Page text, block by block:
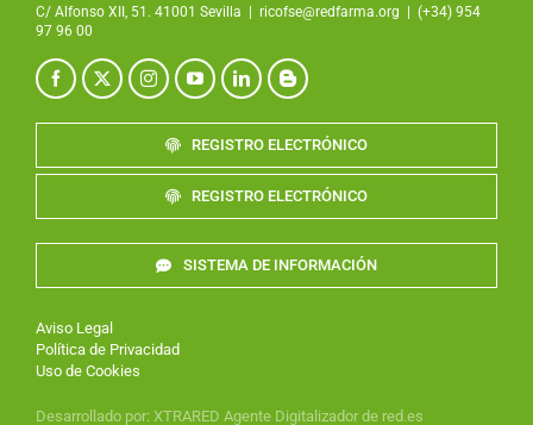
C/ Alfonso XII, 51. 41001 Sevilla
ricofse@redfarma.org
(+34) 954
97 96 00
REGISTRO ELECTRÓNICO
REGISTRO ELECTRÓNICO
SISTEMA DE INFORMACIÓN
Aviso Legal
Política de Privacidad
Uso de Cookies
Desarrollado por: XTRARED Agente Digitalizador de red.es